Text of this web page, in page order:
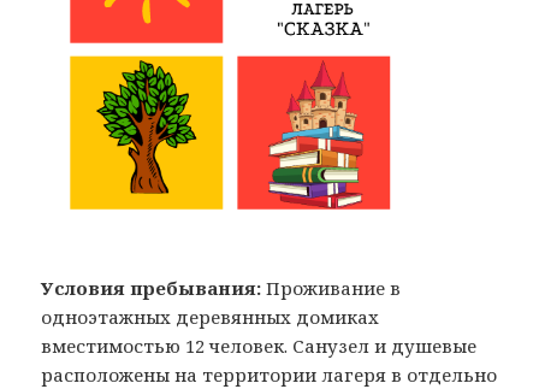
Условия пребывания: Проживание в
одноэтажных деревянных домиках
вместимостью 12 человек. Санузел и душевые
расположены на территории лагеря в отдельно